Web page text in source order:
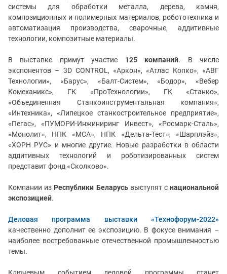
системы для обработки металла, дерева, камня,
композиционных и полимерных материалов, робототехника и
автоматизация производства, сварочные, аддитивные
технологии, композитные материалы.
В выставке примут участие 125 компаний. В числе
экспонентов – 3D CONTROL, «Аркон», «Атлас Копко», «АВГ
Технологии», «Барус», «Балт-Систем», «Бодор», «Вебер
Комеханикс», ГК «ПроТехнологии», ГК «Станко»,
«Объединенная Станкоинструментальная компания»,
«Интехника», «Липецкое станкостроительное предприятие»,
«Пегас», «ПУМОРИ-Инжиниринг Инвест», «Росмарк-Сталь»,
«Монолит», НПК «МСА», НПК «Дельта-Тест», «Шарплэйз»,
«ХОРН РУС» и многие другие. Новые разработки в области
аддитивных технологий и роботизированных систем
представит фонд «Сколково».
Компании из Республики Беларусьвыступят снациональной
экспозицией.
Деловая программа выставки «Технофорум-2022»
качественно дополнит ее экспозицию. В фокусе внимания –
наиболее востребованные отечественной промышленностью
темы.